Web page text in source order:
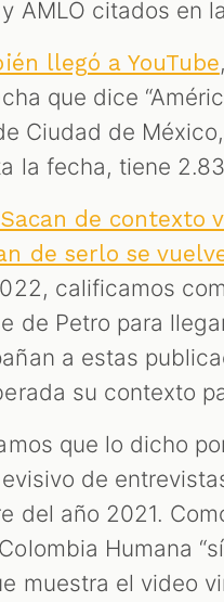
AMLO citados en
llegó a YouTube
que dice
Ciudad de México,
la fecha, tiene
de contexto
de serlo se
calificamos
de Petro para
a estas
su contexto
que lo dicho
de
del año 2021.
Humana
muestra el video